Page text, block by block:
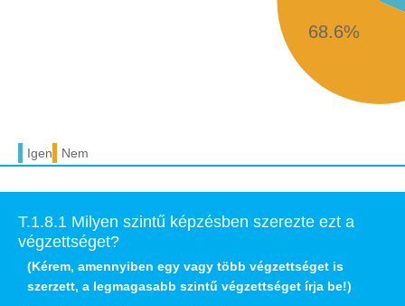
68.6%
Igen Nem
T.1.8.1 Milyen szintű képzésben szerezte ezt a
végzettséget?
(Kérem, amennyiben egy vagy több végzettséget is
szerzett, a legmagasabb szintű végzettséget írja be!)